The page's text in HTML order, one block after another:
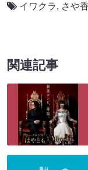
イワクラ, さや香
関連記事